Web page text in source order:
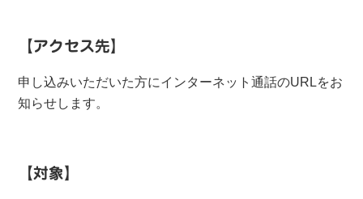
【アクセス先】
申し込みいただいた方にインターネット通話のURLをお
知らせします。
【対象】